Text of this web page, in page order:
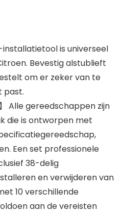
installatietool is universeel
Bevestig alstublieft
om er zeker van te
past.
Alle gereedschappen zijn
die is ontworpen met
Een set professionele
38-delig
en verwijderen van
10 verschillende
aan de vereisten